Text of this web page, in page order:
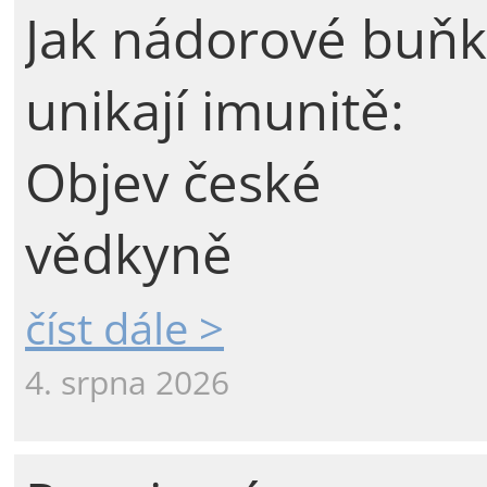
Jak nádorové
unikají imunitě:
Objev české
vědkyně
číst dále >
4. srpna 2026